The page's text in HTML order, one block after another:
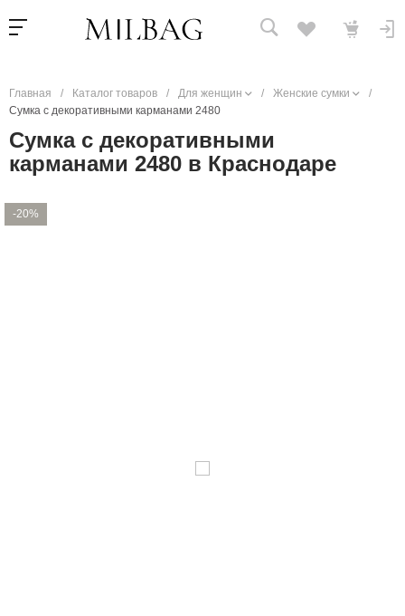
Главная / Каталог товаров / Для женщин / Женские сумки
/
Сумка с декоративными карманами 2480
Сумка с декоративными
карманами 2480 в Краснодаре
-20%